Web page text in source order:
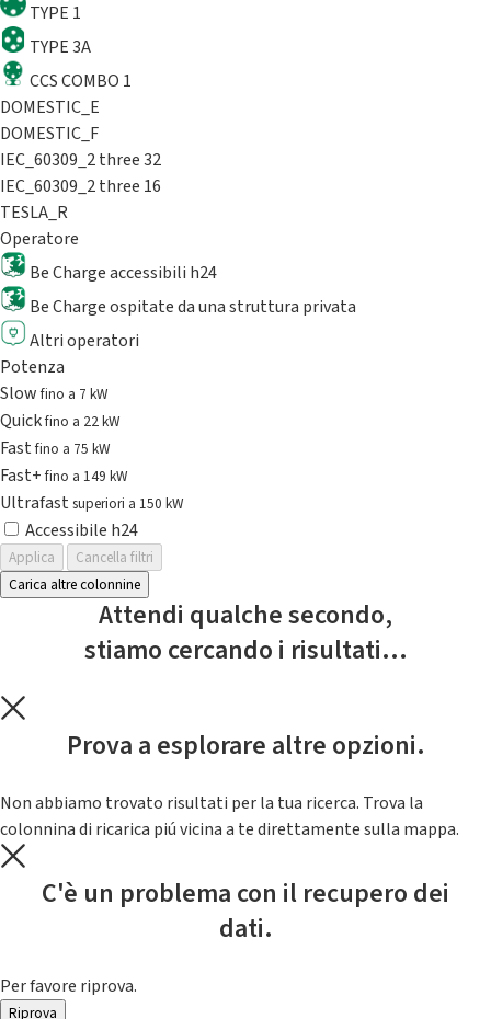
TYPE 1
TYPE 3A
CCS COMBO 1
DOMESTIC_E
DOMESTIC_F
IEC_60309_2 three 32
IEC_60309_2 three 16
TESLA_R
Operatore
Be Charge accessibili h24
Be Charge ospitate da una struttura privata
Altri operatori
Potenza
Slowfino a 7 kW
Quickfino a 22 kW
Fastfino a 75 kW
Fast+fino a 149 kW
Ultrafast superiori a 150 kW
Accessibile h24
Applica
Cancella filtri
Carica altre colonnine
Attendi qualche secondo,
stiamo cercando i risultati...
Prova a esplorare altre opzioni.
Non abbiamo trovato risultati per la tua ricerca. Trova la
colonnina di ricarica piú vicina a te direttamente sulla mappa.
C'è un problema con il recupero dei
dati.
Per favore riprova.
Riprova